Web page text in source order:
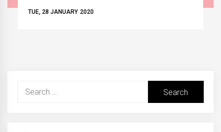
TUE, 28 JANUARY 2020
Search